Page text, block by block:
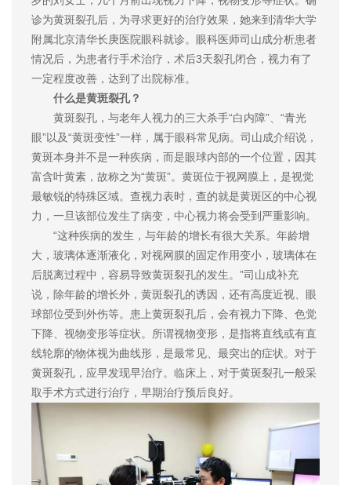
诊为黄斑裂孔后，为寻求更好的治疗效果，她来到清华大学
附属北京清华长庚医院眼科就诊。眼科医师司山成分析患者
情况后，为患者行手术治疗，术后3天裂孔闭合，视力有了
一定程度改善，达到了出院标准。
什么是黄斑裂孔？
黄斑裂孔，与老年人视力的三大杀手“白内障”、“青光
眼”以及“黄斑变性”一样，属于眼科常见病。司山成介绍说，
黄斑本身并不是一种疾病，而是眼球内部的一个位置，因其
富含叶黄素，故称之为“黄斑”。黄斑位于视网膜上，是视觉
最敏锐的特殊区域。查视力表时，查的就是黄斑区的中心视
力，一旦该部位发生了病变，中心视力将会受到严重影响。
“这种疾病的发生，与年龄的增长有很大关系。年龄增
大，玻璃体逐渐液化，对视网膜的固定作用变小，玻璃体在
后脱离过程中，容易导致黄斑裂孔的发生。”司山成补充
说，除年龄的增长外，黄斑裂孔的诱因，还有高度近视、眼
球部位受到外伤等。患上黄斑裂孔后，会有视力下降、色觉
下降、视物变形等症状。所谓视物变形，是指将直线或有直
线轮廓的物体视为曲线形，是最常见、最突出的症状。对于
黄斑裂孔，应早发现早治疗。临床上，对于黄斑裂孔一般采
取手术方式进行治疗，早期治疗预后良好。